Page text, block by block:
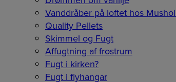
Vanddråber på loftet hos
Quality Pellets
Skimmel og Fugt
Affugtning af frostrum
Fugt i kirken?
Fugt i flyhangar